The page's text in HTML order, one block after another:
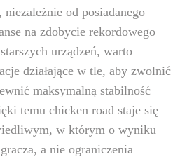
od posiadanego
na zdobycie rekordowego
urządzeń, warto
działające w tle, aby zwolnić
maksymalną stabilność
temu chicken road staje się
w którym o wyniku
a nie ograniczenia